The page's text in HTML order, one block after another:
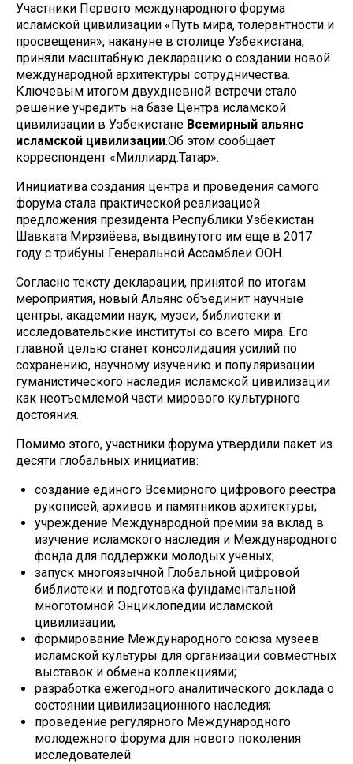
Участники Первого международного форума
исламской цивилизации «Путь мира, толерантности и
просвещения», накануне в столице Узбекистана,
приняли масштабную декларацию о создании новой
международной архитектуры сотрудничества.
Ключевым итогом двухдневной встречи стало
решение учредить на базе Центра исламской
цивилизации в Узбекистане Всемирный альянс
исламской цивилизации.Об этом сообщает
корреспондент «Миллиард.Татар».
Инициатива создания центра и проведения самого
форума стала практической реализацией
предложения президента Республики Узбекистан
Шавката Мирзиёева, выдвинутого им еще в 2017
году с трибуны Генеральной Ассамблеи ООН.
Согласно тексту декларации, принятой по итогам
мероприятия, новый Альянс объединит научные
центры, академии наук, музеи, библиотеки и
исследовательские институты со всего мира. Его
главной целью станет консолидация усилий по
сохранению, научному изучению и популяризации
гуманистического наследия исламской цивилизации
как неотъемлемой части мирового культурного
достояния.
Помимо этого, участники форума утвердили пакет из
десяти глобальных инициатив:
создание единого Всемирного цифрового реестра
рукописей, архивов и памятников архитектуры;
учреждение Международной премии за вклад в
изучение исламского наследия и Международного
фонда для поддержки молодых ученых;
запуск многоязычной Глобальной цифровой
библиотеки и подготовка фундаментальной
многотомной Энциклопедии исламской
цивилизации;
формирование Международного союза музеев
исламской культуры для организации совместных
выставок и обмена коллекциями;
разработка ежегодного аналитического доклада о
состоянии цивилизационного наследия;
проведение регулярного Международного
молодежного форума для нового поколения
исследователей.